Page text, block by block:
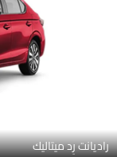
راديانت رِد ميتاليك